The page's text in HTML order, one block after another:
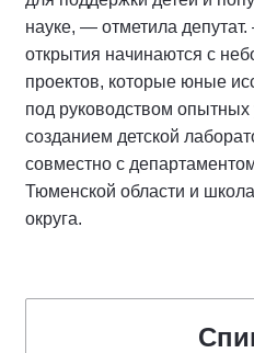
науке, — отметила
открытия начинаются с
проектов, которые юные
под руководством
созданием детской
совместно с
Тюменской области и
округа.